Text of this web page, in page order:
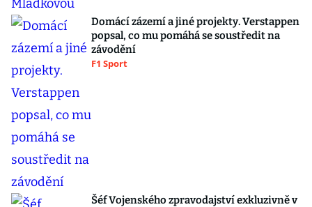
Domácí zázemí a jiné projekty. Verstappen
popsal, co mu pomáhá se soustředit na
závodění
F1 Sport
Šéf Vojenského zpravodajství exkluzivně v